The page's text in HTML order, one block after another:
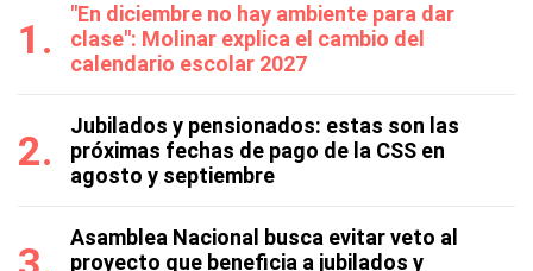
"En diciembre no hay ambiente para dar
clase": Molinar explica el cambio del
calendario escolar 2027
Jubilados y pensionados: estas son las
próximas fechas de pago de la CSS en
agosto y septiembre
Asamblea Nacional busca evitar veto al
proyecto que beneficia a jubilados y